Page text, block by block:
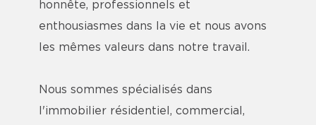
honnête, professionnels et
enthousiasmes dans la vie et nous avons
les mêmes valeurs dans notre travail.
Nous sommes spécialisés dans
l'immobilier résidentiel, commercial,